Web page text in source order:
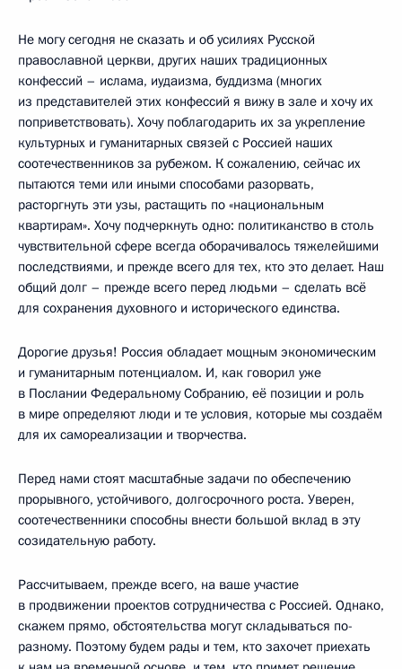
Не могу сегодня не сказать и об усилиях Русской
православной церкви, других наших традиционных
конфессий – ислама, иудаизма, буддизма (многих
из представителей этих конфессий я вижу в зале и хочу их
поприветствовать). Хочу поблагодарить их за укрепление
культурных и гуманитарных связей с Россией наших
соотечественников за рубежом. К сожалению, сейчас их
пытаются теми или иными способами разорвать,
расторгнуть эти узы, растащить по «национальным
квартирам». Хочу подчеркнуть одно: политиканство в столь
чувствительной сфере всегда оборачивалось тяжелейшими
последствиями, и прежде всего для тех, кто это делает. Наш
общий долг – прежде всего перед людьми – сделать всё
для сохранения духовного и исторического единства.
Дорогие друзья! Россия обладает мощным экономическим
и гуманитарным потенциалом. И, как говорил уже
в Послании Федеральному Собранию, её позиции и роль
в мире определяют люди и те условия, которые мы создаём
для их самореализации и творчества.
Перед нами стоят масштабные задачи по обеспечению
прорывного, устойчивого, долгосрочного роста. Уверен,
соотечественники способны внести большой вклад в эту
созидательную работу.
Рассчитываем, прежде всего, на ваше участие
в продвижении проектов сотрудничества с Россией. Однако,
скажем прямо, обстоятельства могут складываться по-
разному. Поэтому будем рады и тем, кто захочет приехать